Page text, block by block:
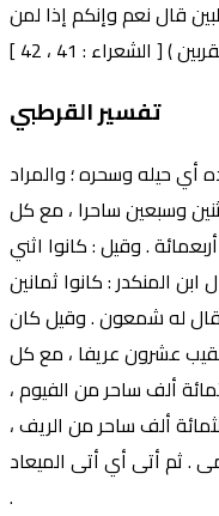
قال نعم وإنكم إذا لمن
تفسير القرطبي
حيله وسحره ؛ والمراد
وسبعين ساحرا ، مع كل
. وقيل : كانوا اثني
المنكدر : كانوا ثمانين
له شمعون . وقيل كان
عشرون عريفا ، مع كل
ألف ساحر من الفيوم ،
ألف ساحر من الريف ،
. ثم أتى أي أتى الميعاد
.